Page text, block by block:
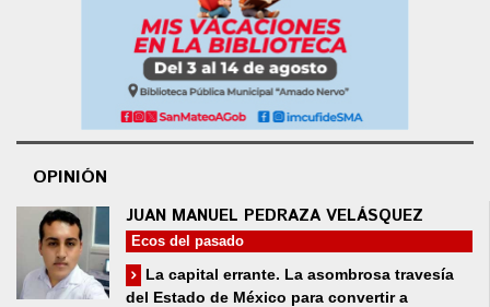
OPINIÓN
JUAN MANUEL PEDRAZA VELÁSQUEZ
Ecos del pasado
La capital errante. La asombrosa travesía
del Estado de México para convertir a